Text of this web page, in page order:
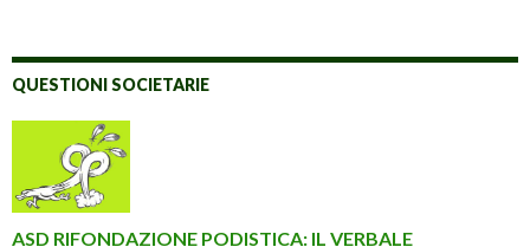
QUESTIONI SOCIETARIE
ASD RIFONDAZIONE PODISTICA: IL VERBALE